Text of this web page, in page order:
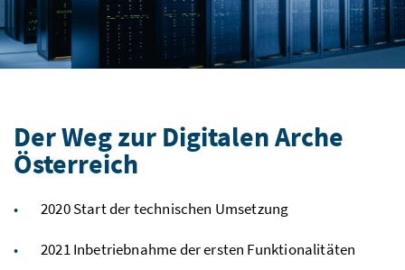
Der Weg zur Digitalen Arche
Österreich
2020 Start der technischen Umsetzung
2021 Inbetriebnahme der ersten Funktionalitäten